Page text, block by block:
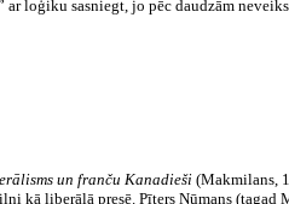
loģiku sasniegt, jo pēc daudzām
un franču Kanadieši (Makmilans,
kā liberālā presē. Pīters Ņūmans (tagad